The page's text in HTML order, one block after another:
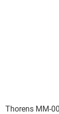
Thorens MM-